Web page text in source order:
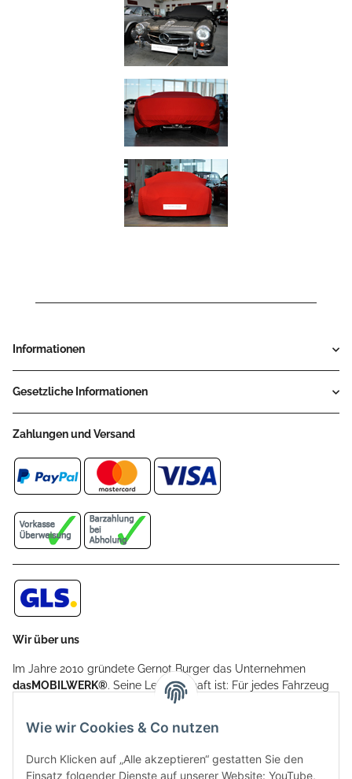
Informationen
Gesetzliche Informationen
Zahlungen und Versand
Wir über uns
Im Jahre 2010 gründete Gernot Burger das Unternehmen
dasMOBILWERK®. Seine Leidenschaft ist: Für jedes Fahrzeug
ein Car Cover anzubieten - passgenau und individuell.
Aufgrund der vielen positiven Kundenrückmeldungen kamen
weitere Produkte, wie Reifenschuhe, Hardtopständer hinzu.
Seine Reifenschoner werden in Deutschland produziert und
sind mit hochwertigen Techniken und Materialien gefertigt.
Wie wir Cookies & Co nutzen
Durch Klicken auf „Alle akzeptieren“ gestatten Sie den
Einsatz folgender Dienste auf unserer Website: YouTube,